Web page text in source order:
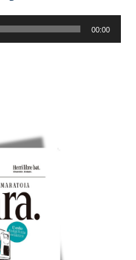
00:00